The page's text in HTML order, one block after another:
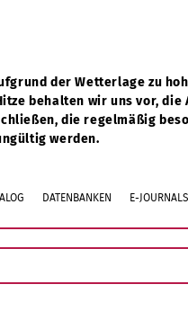
der Wetterlage zu
behalten wir uns vor,
die regelmäßig
werden.